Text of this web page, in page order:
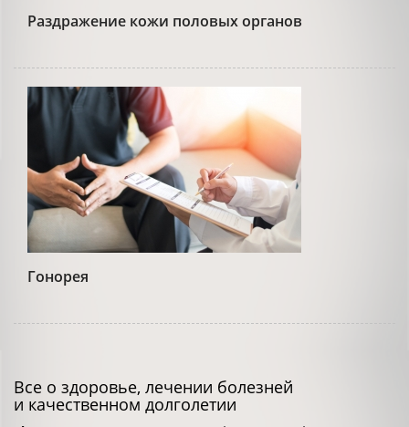
Раздражение кожи половых органов
Гонорея
Все о здоровье, лечении болезней
и качественном долголетии